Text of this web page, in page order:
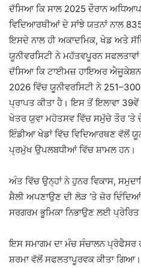
ਦੱਸਿਆ ਕਿ ਸਾਲ 2025 ਦੌਰਾਨ
ਵਿਦਿਆਰਥੀਆਂ ਦੇ ਸਾਂਝੇ ਯਤਨਾਂ ਨਾਲ
ਇਸਦੇ ਨਾਲ ਹੀ ਅਕਾਦਮਿਕ, ਖੇਡ ਅਤੇ
ਯੂਨੀਵਰਸਿਟੀ ਨੇ ਮਹੱਤਵਪੂਰਨ
ਦੱਸਿਆ ਕਿ ਟਾਈਮਜ਼ ਹਾਇਅਰ ਐਜੂਕੇਸ਼ਨ
2026 ਵਿੱਚ ਯੂਨੀਵਰਸਿਟੀ ਨੇ
ਪ੍ਰਾਪਤ ਕੀਤਾ ਹੈ। ਇਸ ਤੋਂ ਇਲਾਵਾ
ਖੇਤਰ ਯੁਵਾ ਮਹੋਤਸਵ ਵਿੱਚ ਸਮੁੱਚੇ ਤੌਰ ‘ਤੇ
ਇੰਡੀਆ ਖੇਡਾਂ ਵਿੱਚ ਵਿਦਿਆਰਥਣ ਵੱਲੋਂ
ਪ੍ਰਮੁੱਖ ਉਪਲਬਧੀਆਂ ਵਿੱਚ ਸ਼ਾਮਲ ਹਨ।
ਅੰਤ ਵਿੱਚ ਉਨ੍ਹਾਂ ਨੇ ਹੁਨਰ ਵਿਕਾਸ,
ਸ਼ੈਲੀ ਅਪਣਾਉਣ ਦੀ ਲੋੜ ‘ਤੇ ਜ਼ੋਰ ਦਿੰਦਿਆਂ
ਸਰਗਰਮ ਭੂਮਿਕਾ ਨਿਭਾਉਣ ਲਈ ਪ੍ਰੇਰਿਤ
ਇਸ ਸਮਾਗਮ ਦਾ ਮੰਚ ਸੰਚਾਲਨ
ਸ਼ਰਮਾ ਵੱਲੋਂ ਸਫਲਤਾਪੂਰਵਕ ਕੀਤਾ ਗਿਆ।